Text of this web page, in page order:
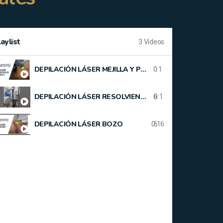
3 Videos
DEPILACIÓN LÁSER MEJILLA Y PATILLAS 0:1
6
DEPILACIÓN LÁSER RESOLVIENDO DUDAS 0:1
6
DEPILACIÓN LÁSER BOZO 0:16